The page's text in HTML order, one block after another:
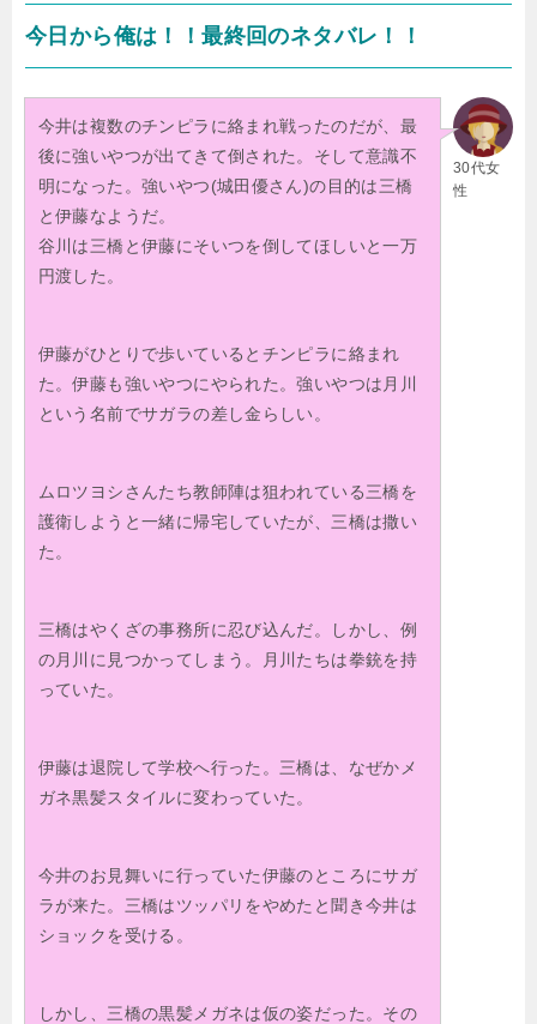
今日から俺は！！最終回のネタバレ！！
30代女
性
今井は複数のチンピラに絡まれ戦ったのだが、最
後に強いやつが出てきて倒された。そして意識不
明になった。強いやつ(城田優さん)の目的は三橋
と伊藤なようだ。
谷川は三橋と伊藤にそいつを倒してほしいと一万
円渡した。
伊藤がひとりで歩いているとチンピラに絡まれ
た。伊藤も強いやつにやられた。強いやつは月川
という名前でサガラの差し金らしい。
ムロツヨシさんたち教師陣は狙われている三橋を
護衛しようと一緒に帰宅していたが、三橋は撒い
た。
三橋はやくざの事務所に忍び込んだ。しかし、例
の月川に見つかってしまう。月川たちは拳銃を持
っていた。
伊藤は退院して学校へ行った。三橋は、なぜかメ
ガネ黒髪スタイルに変わっていた。
今井のお見舞いに行っていた伊藤のところにサガ
ラが来た。三橋はツッパリをやめたと聞き今井は
ショックを受ける。
しかし、三橋の黒髪メガネは仮の姿だった。その